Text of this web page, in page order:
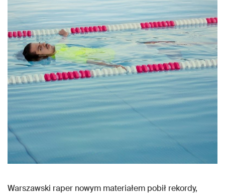
Warszawski raper nowym materiałem pobił rekordy,